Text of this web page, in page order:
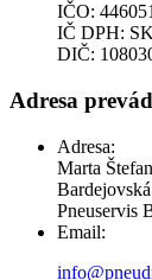
IČO:
IČ DPH:
DIČ:
Adresa
Adresa:
Marta
Pneuservis
Email: